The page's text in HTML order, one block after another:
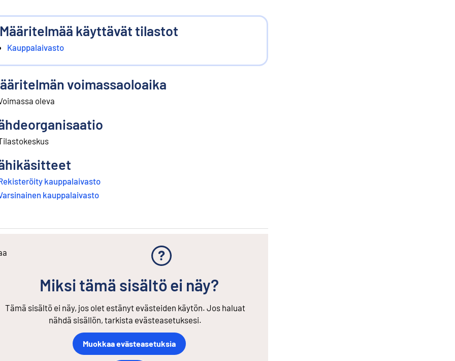
Määritelmää käyttävät tilastot
Kauppalaivasto
voimassaoloaika
oleva
kauppalaivasto
kauppalaivasto
Miksi tämä sisältö ei näy?
Tämä sisältö ei näy, jos olet estänyt evästeiden käytön. Jos haluat
nähdä sisällön, tarkista evästeasetuksesi.
Muokkaa evästeasetuksia